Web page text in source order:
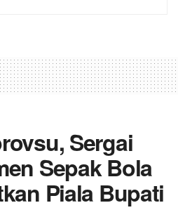
Sergai
Sepak Bola
Piala Bupati